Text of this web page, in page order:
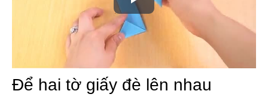
Play
Video
Để hai tờ giấy đè lên nhau